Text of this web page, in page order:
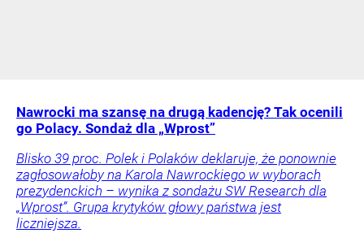
Nawrocki ma szansę na drugą kadencję? Tak ocenili
go Polacy. Sondaż dla „Wprost”
Blisko 39 proc. Polek i Polaków deklaruje, że ponownie
zagłosowałoby na Karola Nawrockiego w wyborach
prezydenckich – wynika z sondażu SW Research dla
„Wprost”. Grupa krytyków głowy państwa jest
liczniejsza.